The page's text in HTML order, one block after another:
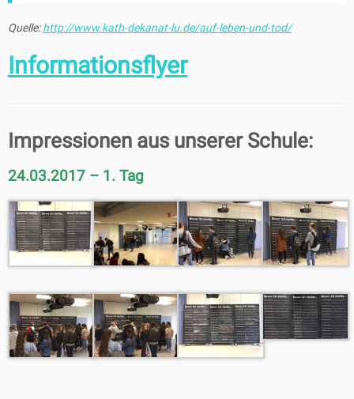
Quelle:http://www.kath-dekanat-lu.de/auf-leben-und-tod/
Informationsflyer
Impressionen aus unserer Schule:
24.03.2017 – 1. Tag